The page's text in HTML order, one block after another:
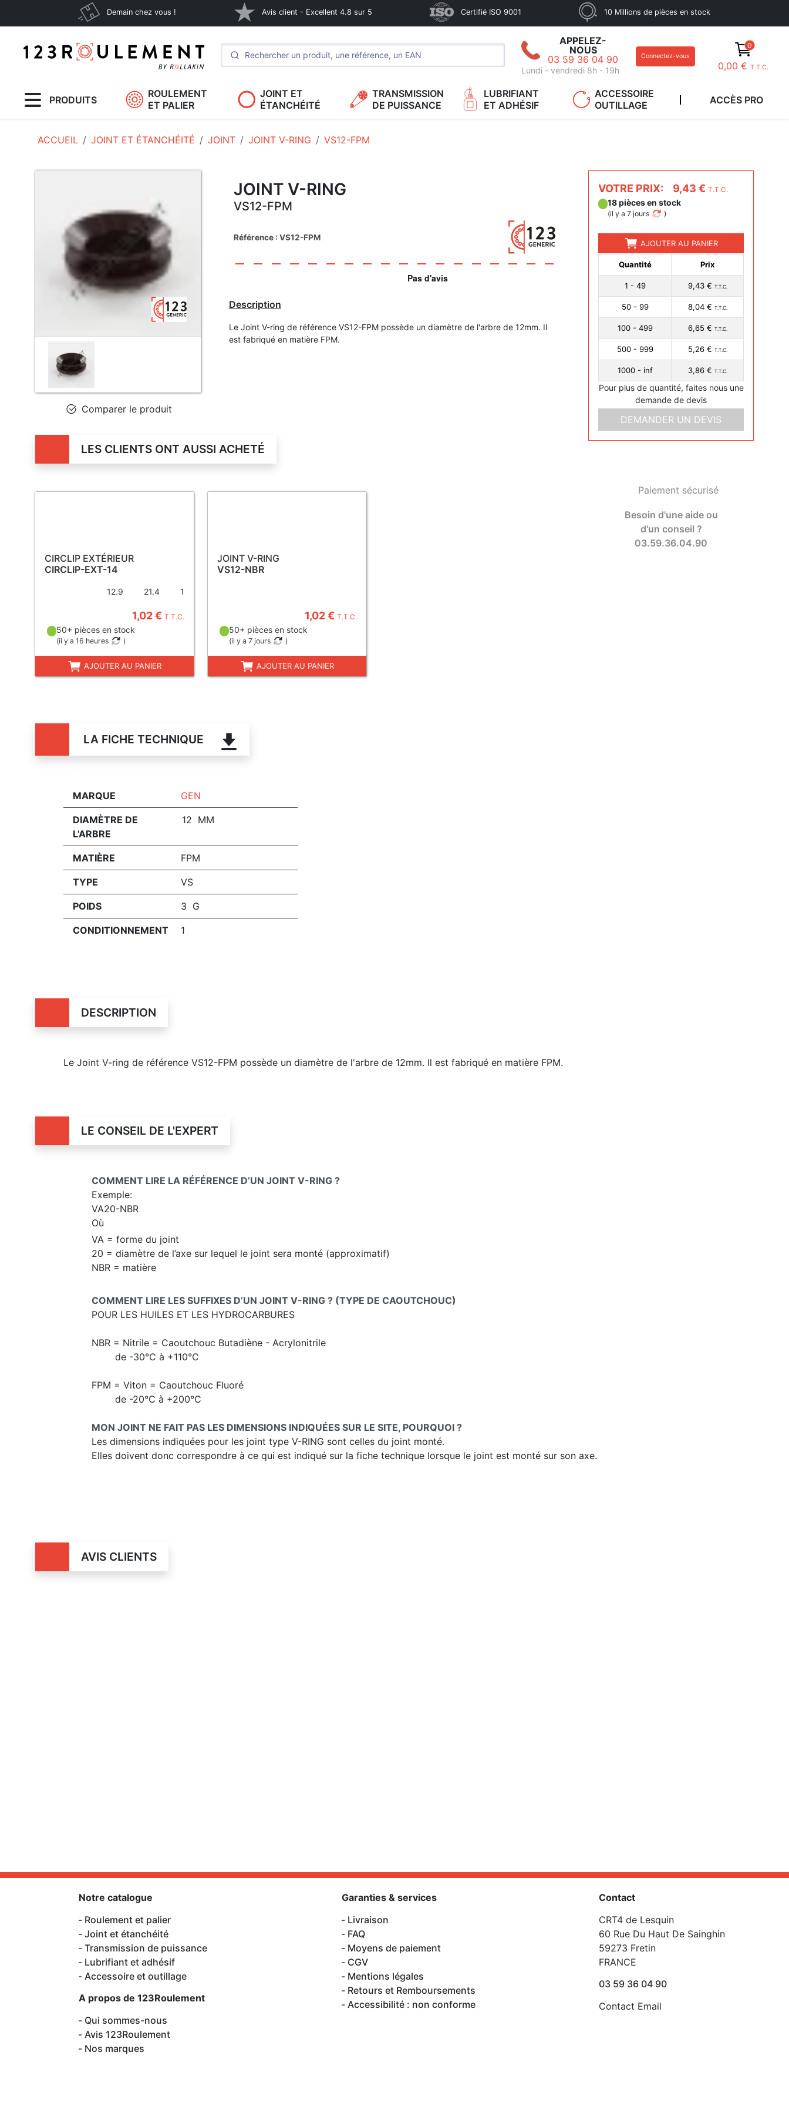
Demain chez vous ! Avis client - Excellent 4.8 sur 5 Certifié ISO 9001 10 Millions de pièces en stock
APPELEZ-
NOUS
03 59 36 04 90
Lundi - vendredi 8h - 19h
Connectez-vous
0
0,00 € T.T.C.
PRODUITS
ROULEMENT
ET PALIER
JOINT ET
ÉTANCHÉITÉ
TRANSMISSION
DE PUISSANCE
LUBRIFIANT
ET ADHÉSIF
ACCESSOIRE
OUTILLAGE
ACCÈS PRO
ACCUEIL JOINT ET ÉTANCHÉITÉ JOINT JOINT V-RING VS12-FPM
Comparer le produit
JOINT V-RING
VS12-FPM
Référence : VS12-FPM
Description
Le Joint V-ring de référence VS12-FPM possède un diamètre de l'arbre de 12mm. Il
est fabriqué en matière FPM.
VOTRE PRIX: 9,43 € T.T.C.
18 pièces en stock
(il y a 7 jours )
AJOUTER AU PANIER
Quantité Prix
1 - 49 9,43 € T.T.C.
50 - 99 8,04 € T.T.C.
100 - 499 6,65 € T.T.C.
500 - 999 5,26 € T.T.C.
1000 - inf 3,86 € T.T.C.
Pour plus de quantité, faites nous une
demande de devis
DEMANDER UN DEVIS
Paiement sécurisé
Besoin d'une aide ou
d'un conseil ?
03.59.36.04.90
LES CLIENTS ONT AUSSI ACHETÉ
CIRCLIP EXTÉRIEUR
CIRCLIP-EXT-14
12.9 21.4 1
1,02 € T.T.C.
50+ pièces en stock
(il y a 16 heures )
AJOUTER AU PANIER
JOINT V-RING
VS12-NBR
1,02 € T.T.C.
50+ pièces en stock
(il y a 7 jours )
AJOUTER AU PANIER
LA FICHE TECHNIQUE
MARQUE GEN
DIAMÈTRE DE
L'ARBRE
12 MM
MATIÈRE FPM
TYPE VS
POIDS 3 G
CONDITIONNEMENT 1
DESCRIPTION
Le Joint V-ring de référence VS12-FPM possède un diamètre de l'arbre de 12mm. Il est fabriqué en matière FPM.
LE CONSEIL DE L'EXPERT
COMMENT LIRE LA RÉFÉRENCE D’UN JOINT V-RING ?
Exemple:
VA20-NBR
Où
VA = forme du joint
20 = diamètre de l’axe sur lequel le joint sera monté (approximatif)
NBR = matière
COMMENT LIRE LES SUFFIXES D’UN JOINT V-RING ? (TYPE DE CAOUTCHOUC)
POUR LES HUILES ET LES HYDROCARBURES
NBR = Nitrile = Caoutchouc Butadiène - Acrylonitrile
de -30°C à +110°C
FPM = Viton = Caoutchouc Fluoré
de -20°C à +200°C
MON JOINT NE FAIT PAS LES DIMENSIONS INDIQUÉES SUR LE SITE, POURQUOI ?
Les dimensions indiquées pour les joint type V-RING sont celles du joint monté.
Elles doivent donc correspondre à ce qui est indiqué sur la fiche technique lorsque le joint est monté sur son axe.
AVIS CLIENTS
Notre catalogue
Roulement et palier
Joint et étanchéité
Transmission de puissance
Lubrifiant et adhésif
Accessoire et outillage
A propos de 123Roulement
Qui sommes-nous
Avis 123Roulement
Nos marques
Garanties & services
Livraison
FAQ
Moyens de paiement
CGV
Mentions légales
Retours et Remboursements
Accessibilité : non conforme
Contact
CRT4 de Lesquin
60 Rue Du Haut De Sainghin
59273 Fretin
FRANCE
03 59 36 04 90
Contact Email